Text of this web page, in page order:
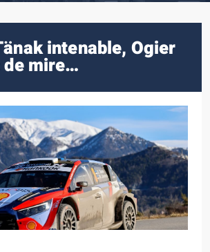
intenable, Ogier
mire…